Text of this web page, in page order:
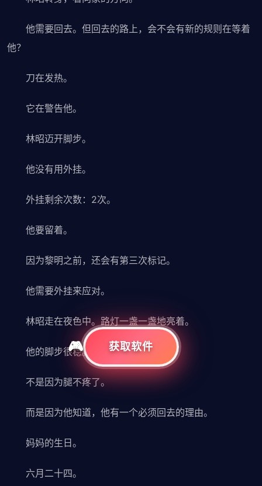
他需要回去。但回去的路上，会不会有新的规则在等着
他？
刀在发热。
它在警告他。
林昭迈开脚步。
他没有用外挂。
外挂剩余次数：2次。
他要留着。
因为黎明之前，还会有第三次标记。
他需要外挂来应对。
林昭走在夜色中。路灯一盏一盏地亮着。
他的脚步很稳。
不是因为腿不疼了。
而是因为他知道，他有一个必须回去的理由。
妈妈的生日。
六月二十四。
获取软件